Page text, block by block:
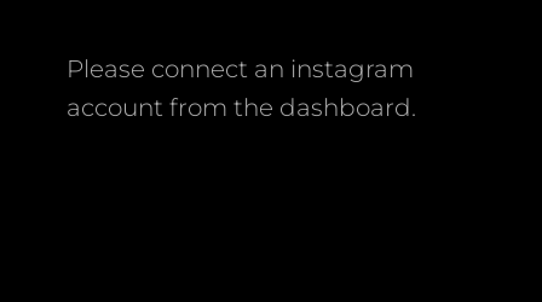
Please connect an instagram
account from the dashboard.